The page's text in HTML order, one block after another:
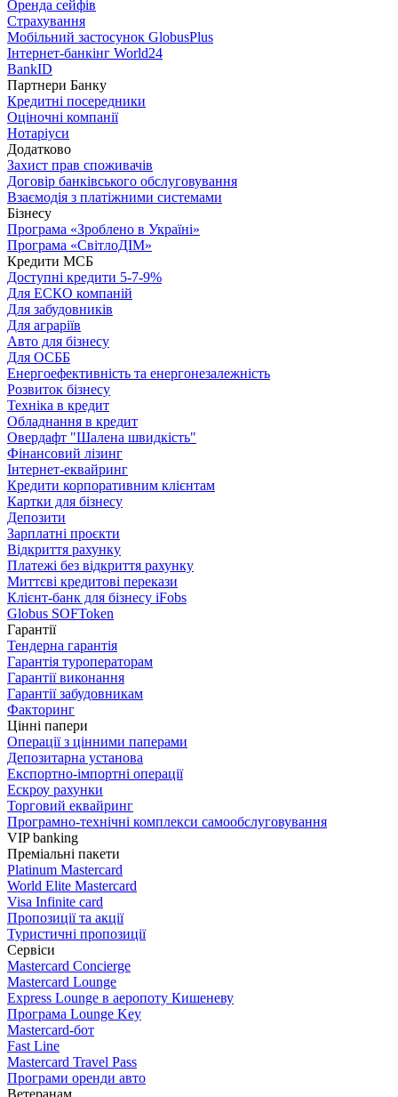
Оренда сейфів
Страхування
Мобільний застосунок GlobusPlus
Інтернет-банкінг World24
BankID
Партнери Банку
Кредитні посередники
Оціночні компанії
Нотаріуси
Додатково
Захист прав споживачів
Договір банківського обслуговування
Взаємодія з платіжними системами
Бізнесу
Програма «Зроблено в Україні»
Програма «СвітлоДІМ»
Кредити МСБ
Доступні кредити 5-7-9%
Для ЕСКО компаній
Для забудовників
Для аграріїв
Авто для бізнесу
Для ОСББ
Енергоефективність та енергонезалежність
Розвиток бізнесу
Техніка в кредит
Обладнання в кредит
Овердафт "Шалена швидкість"
Фінансовий лізинг
Інтернет-еквайринг
Кредити корпоративним клієнтам
Картки для бізнесу
Депозити
Зарплатні проєкти
Відкриття рахунку
Платежі без відкриття рахунку
Миттєві кредитові перекази
Клієнт-банк для бізнесу iFobs
Globus SOFToken
Гарантії
Тендерна гарантія
Гарантія туроператорам
Гарантії виконання
Гарантії забудовникам
Факторинг
Цінні папери
Операції з цінними паперами
Депозитарна установа
Експортно-імпортні операції
Ескроу рахунки
Торговий еквайринг
Програмно-технічні комплекси самообслуговування
VIP banking
Преміальні пакети
Platinum Mastercard
World Elite Mastercard
Visa Infinite card
Пропозиції та акції
Туристичні пропозиції
Сервіси
Mastercard Concierge
Masterсard Lounge
Express Lounge в аеропоту Кишеневу
Програма Lounge Key
Masterсard-бот
Fast Line
Mastercard Travel Pass
Програми оренди авто
Ветеранам